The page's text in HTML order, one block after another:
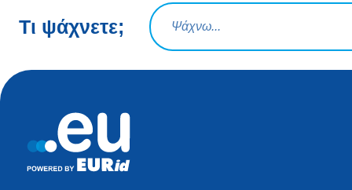
Τι ψάχνετε;
Ερώτηση αναζήτησης